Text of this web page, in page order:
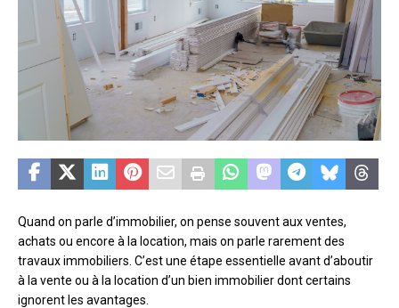
Quand on parle d’immobilier, on pense souvent aux ventes,
achats ou encore à la location, mais on parle rarement des
travaux immobiliers. C’est une étape essentielle avant d’aboutir
à la vente ou à la location d’un bien immobilier dont certains
ignorent les avantages.